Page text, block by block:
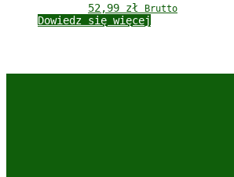
52,99 zł Brutto
Dowiedz się więcej